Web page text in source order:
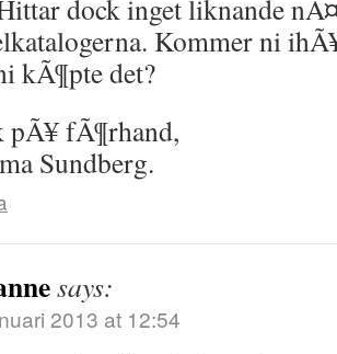
dock inget liknande
Kommer ni
kÃ¶pte det?
pÃ¥ fÃ¶rhand,
Sundberg.
says:
2013 at 12:54